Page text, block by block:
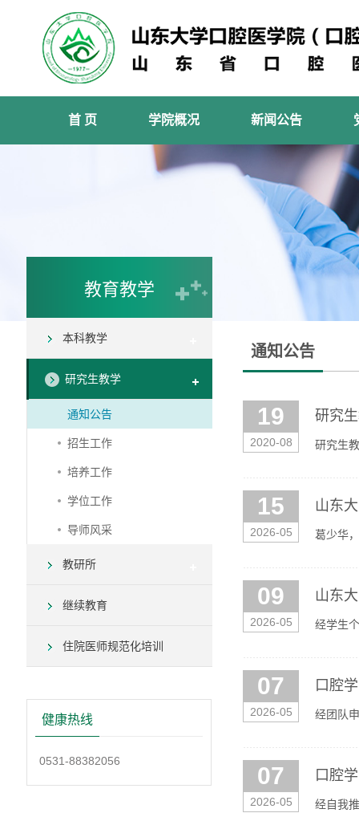
首 页 学院概况 新闻公告
教育教学
本科教学
研究生教学
通知公告
招生工作
培养工作
学位工作
导师风采
教研所
继续教育
住院医师规范化培训
健康热线
0531-88382056
通知公告
19
2020-08
研究
研究生
15
2026-05
山东
葛少华
09
2026-05
山东
经学生
07
2026-05
口腔
经团队
07
2026-05
口腔
经自我